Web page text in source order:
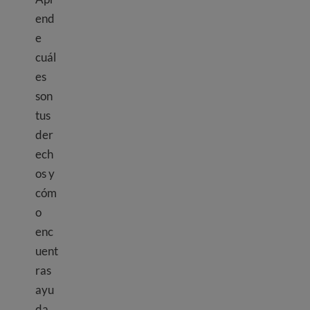
end
e
cuál
es
son
tus
der
ech
os y
cóm
o
enc
uent
ras
ayu